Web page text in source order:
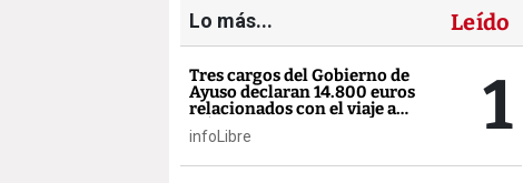
Lo más... Leído
Tres cargos del Gobierno de
Ayuso declaran 14.800 euros
relacionados con el viaje a
México
infoLibre 1